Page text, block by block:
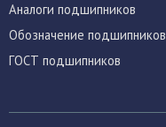
Аналоги подшипников
Обозначение подшипников
ГОСТ подшипников